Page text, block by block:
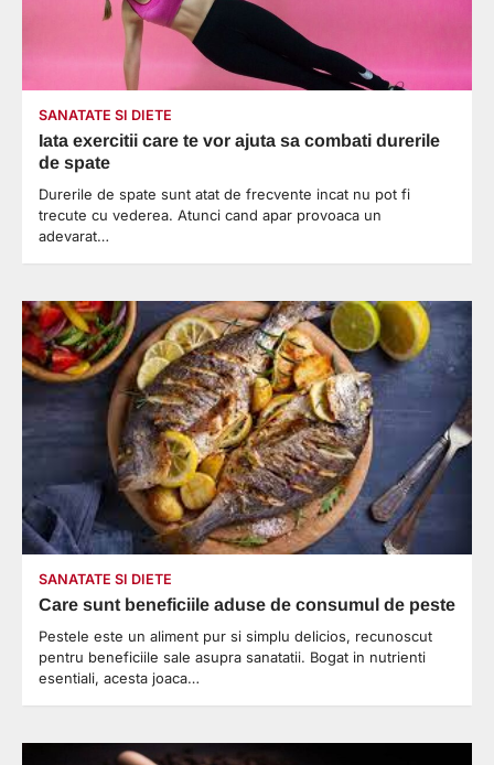
SANATATE SI DIETE
Iata exercitii care te vor ajuta sa combati durerile
de spate
Durerile de spate sunt atat de frecvente incat nu pot fi
trecute cu vederea. Atunci cand apar provoaca un
adevarat…
SANATATE SI DIETE
Care sunt beneficiile aduse de consumul de peste
Pestele este un aliment pur si simplu delicios, recunoscut
pentru beneficiile sale asupra sanatatii. Bogat in nutrienti
esentiali, acesta joaca…